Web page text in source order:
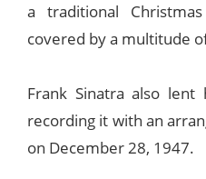
a traditional
covered by a multitude
Frank Sinatra also lent
recording it with an
on December 28, 1947.